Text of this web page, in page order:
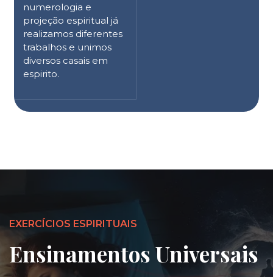
numerologia e
projeção espiritual já
realizamos diferentes
trabalhos e unimos
diversos casais em
espirito.
EXERCÍCIOS ESPIRITUAIS
Ensinamentos Universais